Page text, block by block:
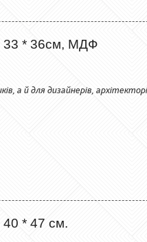
33 * 36см, МДФ
а й для дизайнерів,
40 * 47 см.